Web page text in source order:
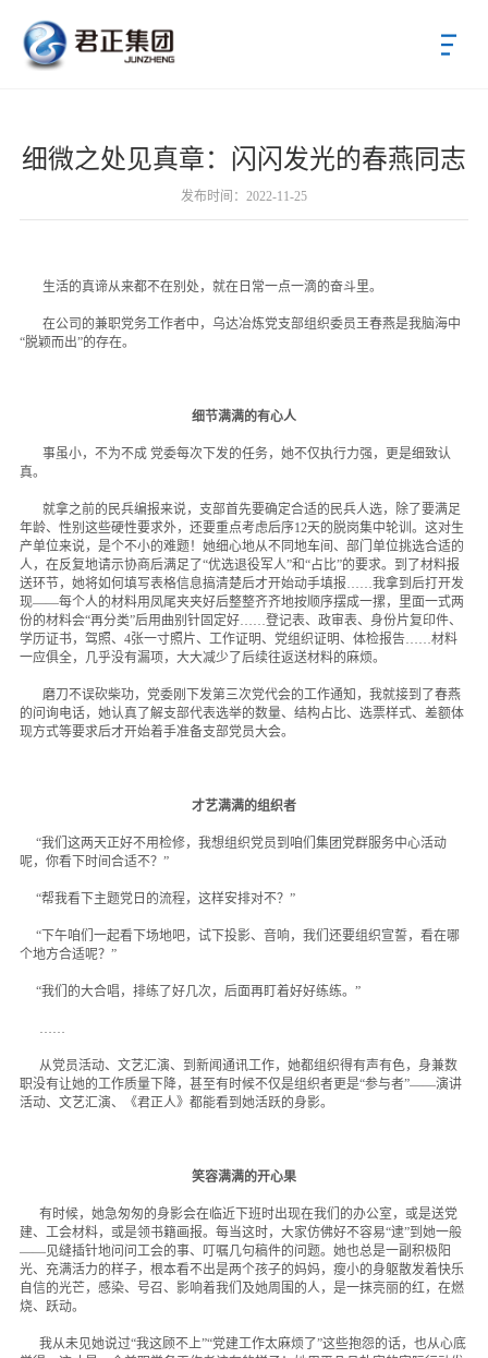
首页
公司新闻
党群动态
招标采购
人才招聘
可持续发展
细微之处见真章：闪闪发光的春燕同志
发布时间：2022-11-25
生活的真谛从来都不在别处，就在日常一点一滴的奋斗里。
在公司的兼职党务工作者中，乌达冶炼党支部组织委员王春燕是我脑海中
“脱颖而出”的存在。
细节满满的有心人
事虽小，不为不成 党委每次下发的任务，她不仅执行力强，更是细致认
真。
就拿之前的民兵编报来说，支部首先要确定合适的民兵人选，除了要满足
年龄、性别这些硬性要求外，还要重点考虑后序12天的脱岗集中轮训。这对生
产单位来说，是个不小的难题！她细心地从不同地车间、部门单位挑选合适的
人，在反复地请示协商后满足了“优选退役军人”和“占比”的要求。到了材料报
送环节，她将如何填写表格信息搞清楚后才开始动手填报……我拿到后打开发
现——每个人的材料用凤尾夹夹好后整整齐齐地按顺序摆成一摞，里面一式两
份的材料会“再分类”后用曲别针固定好……登记表、政审表、身份片复印件、
学历证书，驾照、4张一寸照片、工作证明、党组织证明、体检报告……材料
一应俱全，几乎没有漏项，大大减少了后续往返送材料的麻烦。
磨刀不误砍柴功，党委刚下发第三次党代会的工作通知，我就接到了春燕
的问询电话，她认真了解支部代表选举的数量、结构占比、选票样式、差额体
现方式等要求后才开始着手准备支部党员大会。
才艺满满的组织者
“我们这两天正好不用检修，我想组织党员到咱们集团党群服务中心活动
呢，你看下时间合适不？”
“帮我看下主题党日的流程，这样安排对不？”
“下午咱们一起看下场地吧，试下投影、音响，我们还要组织宣誓，看在哪
个地方合适呢？”
“我们的大合唱，排练了好几次，后面再盯着好好练练。”
……
从党员活动、文艺汇演、到新闻通讯工作，她都组织得有声有色，身兼数
职没有让她的工作质量下降，甚至有时候不仅是组织者更是“参与者”——演讲
活动、文艺汇演、《君正人》都能看到她活跃的身影。
笑容满满的开心果
有时候，她急匆匆的身影会在临近下班时出现在我们的办公室，或是送党
建、工会材料，或是领书籍画报。每当这时，大家仿佛好不容易“逮”到她一般
——见缝插针地问问工会的事、叮嘱几句稿件的问题。她也总是一副积极阳
光、充满活力的样子，根本看不出是两个孩子的妈妈，瘦小的身躯散发着快乐
自信的光芒，感染、号召、影响着我们及她周围的人，是一抹亮丽的红，在燃
烧、跃动。
我从未见她说过“我这顾不上”“党建工作太麻烦了”这些抱怨的话，也从心底